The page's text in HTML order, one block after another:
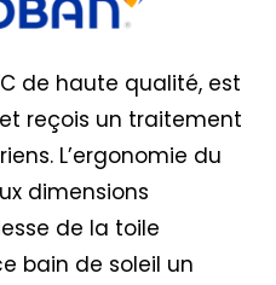
de haute qualité, est
reçois un traitement
L’ergonomie du
dimensions
de la toile
bain de soleil un